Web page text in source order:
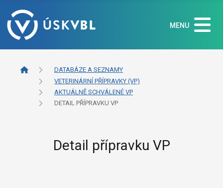
MENU
DATABÁZE A SEZNAMY
VETERINÁRNÍ PŘÍPRAVKY (VP)
AKTUÁLNĚ SCHVÁLENÉ VP
DETAIL PŘÍPRAVKU VP
Detail přípravku VP